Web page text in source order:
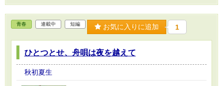
青春 連載中 短編 お気に入りに追加 1
ひとつとせ、舟唄は夜を越えて
秋初夏生